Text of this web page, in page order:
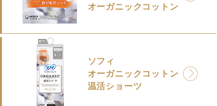
オーガニックコットン
ソフィ
オーガニックコットン
温活ショーツ